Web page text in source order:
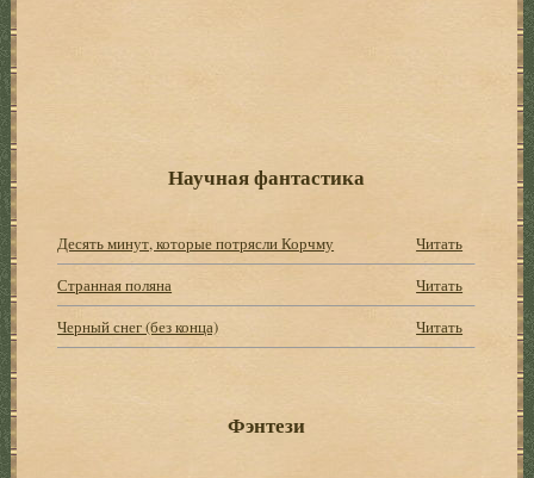
Научная фантастика
Десять минут, которые потрясли Корчму
Читать
Странная поляна
Читать
Черный снег (без конца)
Читать
Фэнтези